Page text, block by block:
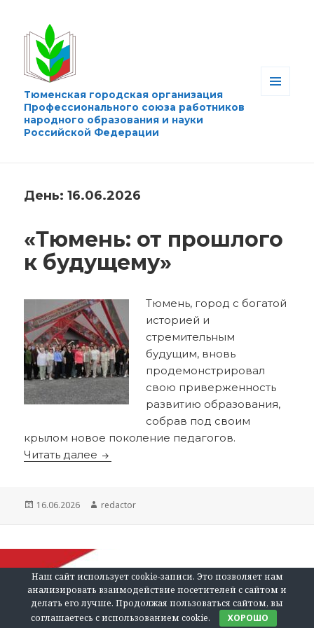
Тюменская городская организация
Профессионального союза работников
народного образования и науки
Российской Федерации
День:16.06.2026
«Тюмень: от прошлого
к будущему»
Тюмень, город с богатой
историей и
стремительным
будущим, вновь
продемонстрировал
свою приверженность
развитию образования,
собрав под своим
крылом новое поколение педагогов.
Читать далее «Тюмень: от прошлого к будущему»
Опубликовано
16.06.2026 Автор
redactor
Наш сайт использует cookie-записи. Это позволяет нам
анализировать взаимодействие посетителей с сайтом и
делать его лучше. Продолжая пользоваться сайтом, вы
соглашаетесь с использованием cookie.
ХОРОШО